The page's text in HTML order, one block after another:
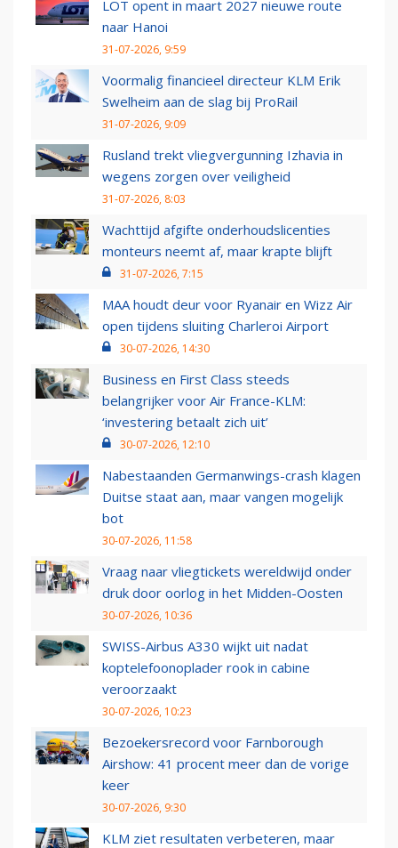
LOT opent in maart 2027 nieuwe route
naar Hanoi
31-07-2026, 9:59
Voormalig financieel directeur KLM Erik
Swelheim aan de slag bij ProRail
31-07-2026, 9:09
Rusland trekt vliegvergunning Izhavia in
wegens zorgen over veiligheid
31-07-2026, 8:03
Wachttijd afgifte onderhoudslicenties
monteurs neemt af, maar krapte blijft
31-07-2026, 7:15
MAA houdt deur voor Ryanair en Wizz Air
open tijdens sluiting Charleroi Airport
30-07-2026, 14:30
Business en First Class steeds
belangrijker voor Air France-KLM:
‘investering betaalt zich uit’
30-07-2026, 12:10
Nabestaanden Germanwings-crash klagen
Duitse staat aan, maar vangen mogelijk
bot
30-07-2026, 11:58
Vraag naar vliegtickets wereldwijd onder
druk door oorlog in het Midden-Oosten
30-07-2026, 10:36
SWISS-Airbus A330 wijkt uit nadat
koptelefoonoplader rook in cabine
veroorzaakt
30-07-2026, 10:23
Bezoekersrecord voor Farnborough
Airshow: 41 procent meer dan de vorige
keer
30-07-2026, 9:30
KLM ziet resultaten verbeteren, maar